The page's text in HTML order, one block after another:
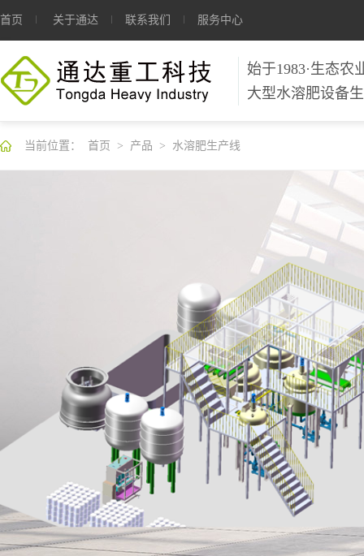
首页 关于通达 联系我们 服务中心
始于1983·生态农
大型水溶肥设备
当前位置： 首页 > 产品 > 水溶肥生产线